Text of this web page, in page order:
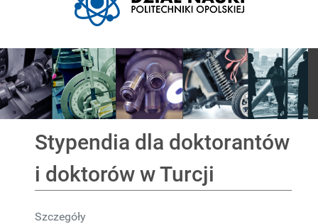
Pokaz slajdów
Stypendia dla doktorantów
i doktorów w Turcji
Szczegóły